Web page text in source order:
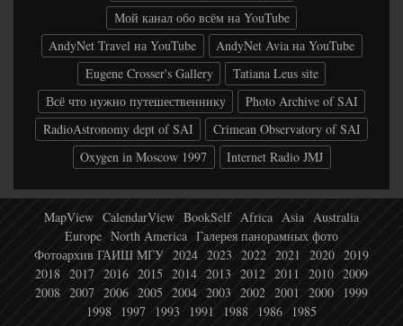
Мой канал обо всём на YouTube
AndyNet Travel на YouTube
AndyNet Avia на YouTube
Eugene Crosser's Gallery
Tatiana Leus site
Всё что нужно путешественнику
Photo Archive of SAI
RadioAstronomy dept of SAI
Crimean Observatory of SAI
Oxygen in Moscow 1997
Internet Radio JMJ
MapView CalendarView BookSelf Africa Asia Australia
Europe North America Галерея панорамных фото
Фотоархив ГАИШ МГУ 2024 2023 2022 2021 2020 2019
2018 2017 2016 2015 2014 2013 2012 2011 2010 2009
2008 2007 2006 2005 2004 2003 2002 2001 2000
1999
1998
1997 1993 1991 1988 1986 1985